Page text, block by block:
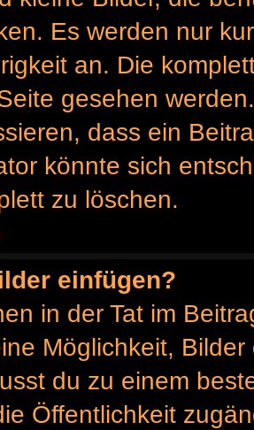
Es werden nur
an. Die
gesehen
dass ein
könnte sich
zu löschen.
einfügen?
in der Tat im
Möglichkeit,
du zu einem
Öffentlichkeit